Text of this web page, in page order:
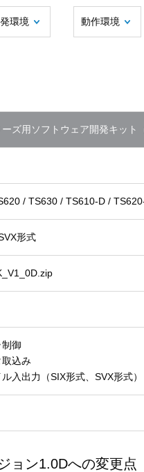
環境 動作環境
ズ用ソフトウェア開発キット
/ TS630 / TS610-D /
形式
御
込み
入出力（SIX形式、SVX形式）
ョン1.0Dへの変更点